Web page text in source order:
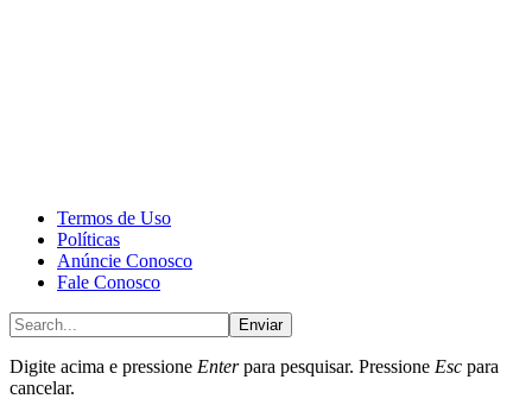
Termos de Uso
Políticas
Anúncie Conosco
Fale Conosco
Enviar
Digite acima e pressione Enterpara pesquisar. Pressione Esc para
cancelar.